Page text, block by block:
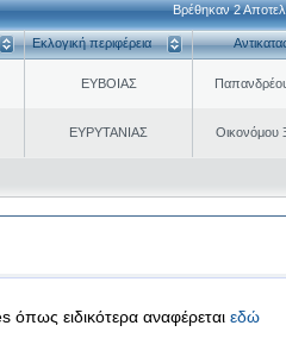
Βρέθηκαν 2
Εκλογική περιφέρεια
ΕΥΒΟΙΑΣ
ΕΥΡΥΤΑΝΙΑΣ Οικονόμου
ειδικότερα αναφέρεται εδώ